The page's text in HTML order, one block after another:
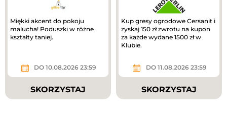
Miękki akcent do pokoju
malucha! Poduszki w różne
kształty taniej.
DO 10.08.2026 23:59
SKORZYSTAJ
Kup gresy ogrodowe Cersanit i
zyskaj 150 zł zwrotu na kupon
za każde wydane 1500 zł w
Klubie.
DO 11.08.2026 23:59
SKORZYSTAJ